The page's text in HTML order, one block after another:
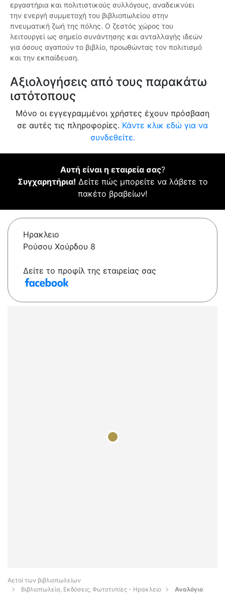
εργαστήρια και πολιτιστικούς συλλόγους, αναδεικνύει
την ενεργή συμμετοχή του βιβλιοπωλείου στην
πνευματική ζωή της πόλης. Ο ζεστός χώρος του
λειτουργεί ως σημείο συνάντησης και ανταλλαγής ιδεών
για όσους αγαπούν το βιβλίο, προωθώντας τον πολιτισμό
και την εκπαίδευση.
Αξιολογήσεις από τους παρακάτω
ιστότοπους
Μόνο οι εγγεγραμμένοι χρήστες έχουν πρόσβαση
σε αυτές τις πληροφορίες. Κάντε κλικ εδώ για να
συνδεθείτε.
Αυτή είναι η εταιρεία σας?
Συγχαρητήρια! Δείτε πώς μπορείτε να λάβετε το
πακέτο βραβείων!
Ηρακλειο
Ρούσου Χούρδου 8
Δείτε το προφίλ της εταιρείας σας
Αετοί των βιβλιοπωλείων
Βιβλιοπωλεία, Εκδόσεις, Φωτοτυπίες - Ηρακλειο
Αναλόγιο